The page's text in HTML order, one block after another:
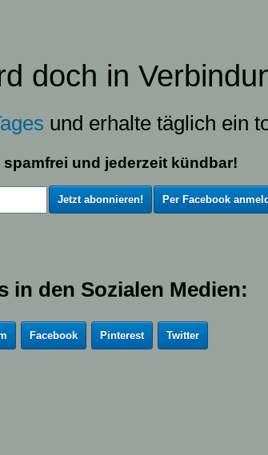
doch in
und erhalte täglich ein
und jederzeit kündbar!
Per Facebook
in den Sozialen Medien:
Facebook Pinterest Twitter